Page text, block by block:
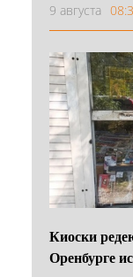
9 августа
Киоски
Оренбурге